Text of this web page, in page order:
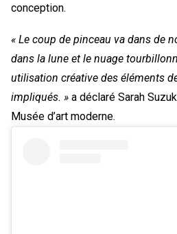
conception.
« Le coup de pinceau va dans de
dans la lune et le nuage
utilisation créative des éléments
impliqués. » a déclaré Sarah
Musée d’art moderne.